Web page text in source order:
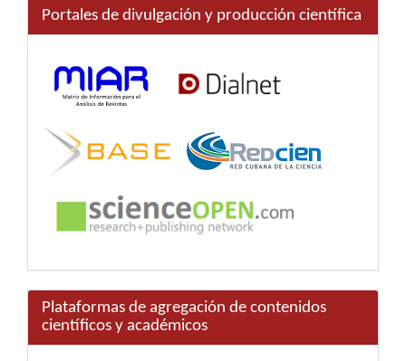
Portales de divulgación y producción científica
Plataformas de agregación de contenidos
científicos y académicos